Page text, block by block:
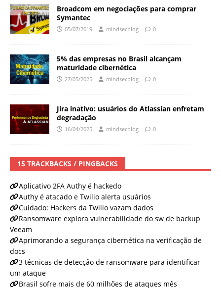
Broadcom em negociações para comprar
Symantec
05/07/2019 mindsecblog 0
5% das empresas no Brasil alcançam
maturidade cibernética
27/05/2025 mindsecblog 0
Jira inativo: usuários do Atlassian enfretam
degradação
16/04/2025 mindsecblog 0
15 TRACKBACKS / PINGBACKS
Aplicativo 2FA Authy é hackedo
Authy é atacado e Twilio alerta usuários
Cuidado: Hackers da Twilio vazam dados
Ransomware explora vulnerabilidade do sw de backup
Veeam
Aprimorando a segurança cibernética na verificação de
docs
3 técnicas de detecção de ransomware para identificar
um ataque
Brasil sofre mais de 60 milhões de ataques mês